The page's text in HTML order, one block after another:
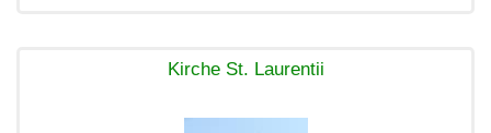
Kirche St. Laurentii